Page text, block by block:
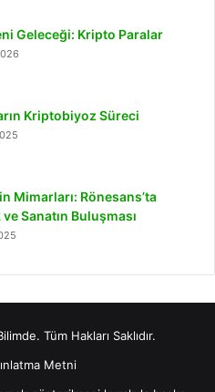
Geleceği: Kripto Paralar
Kriptobiyoz Süreci
Mimarları: Rönesans’ta
Sanatın Buluşması
Tüm Hakları Saklıdır.
Metni